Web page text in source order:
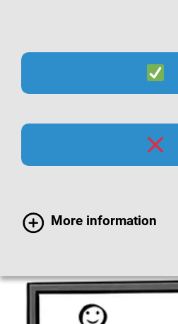
More information
Erklärung zur
Freiheit in